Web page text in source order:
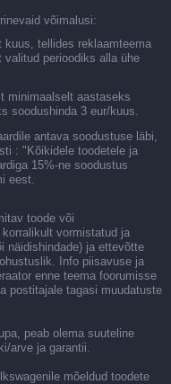
võimalusi:
kuus, tellides reklaamteema
perioodiks alla ühe
minimaalselt aastaseks
soodushinda 3 eur/kuus.
antava soodustuse läbi,
: "Kõikidele toodetele ja
15%-ne soodustus
eest.
toode või
vormistatud ja
näidishindade) ja ettevõtte
Info piisavuse ja
enne teema foorumisse
postitajale tagasi muudatuste
peab olema suuteline
arve ja garantii.
mõeldud toodete